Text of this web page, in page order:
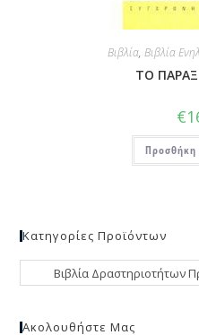
Βιβλία, Βιβλία
ΤΟ
€
Προσθήκη
Κατηγορίες Προϊόντων
Ακολουθήστε Μας